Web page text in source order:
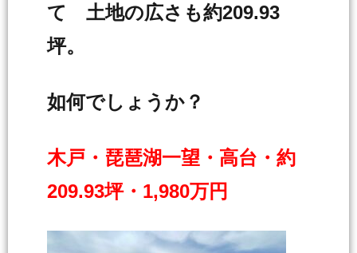
て 土地の広さも約209.93
坪。
如何でしょうか？
木戸・琵琶湖一望・高台・約
209.93坪・1,980万円